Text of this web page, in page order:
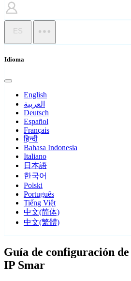
ES
Idioma
English
العربية
Deutsch
Español
Français
हिन्दी
Bahasa Indonesia
Italiano
日本語
한국어
Polski
Português
Tiếng Việt
中文(简体)
中文(繁體)
Guía de configuración
IP Smar